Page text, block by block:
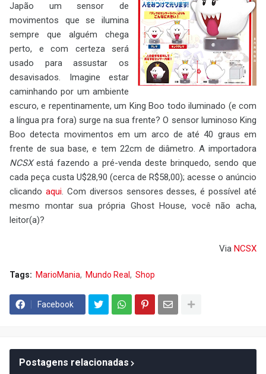
Japão um sensor de
movimentos que se ilumina
sempre que alguém chega
perto, e com certeza será
usado para assustar os
desavisados. Imagine estar
caminhando por um ambiente
escuro, e repentinamente, um King Boo todo iluminado (e com
a língua pra fora) surge na sua frente? O sensor luminoso King
Boo detecta movimentos em um arco de até 40 graus em
frente de sua base, e tem 22cm de diâmetro. A importadora
NCSXestá fazendo a pré-venda deste brinquedo, sendo que
cada peça custa U$28,90 (cerca de R$58,00); acesse o anúncio
clicando aqui. Com diversos sensores desses, é possível até
mesmo montar sua própria Ghost House, você não acha,
leitor(a)?
Via NCSX
Tags: MarioMania Mundo Real Shop
Facebook
Postagens relacionadas